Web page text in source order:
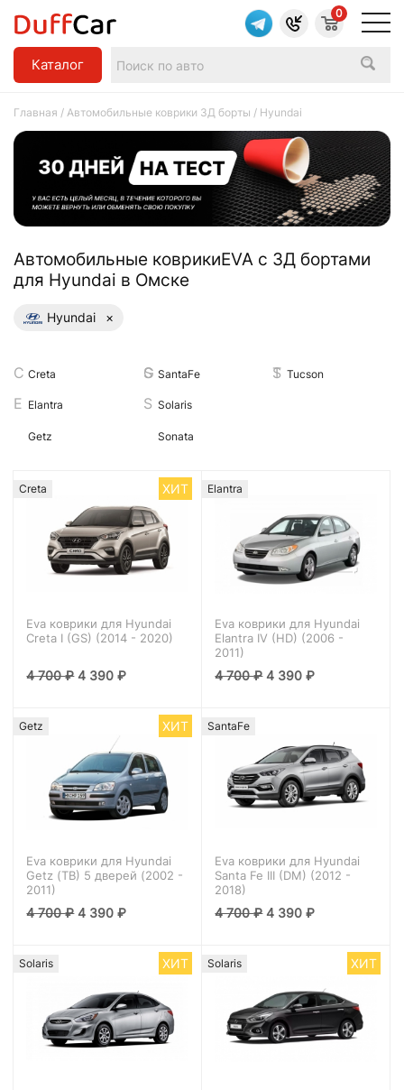
Каталог
0
Главная / Автомобильные коврики 3Д борты / Hyundai
Aвтомобильные коврикиEVA с 3Д бортами
для Hyundai в Омске
Hyundai ×
Creta
Elantra
Getz
SantaFe
Solaris
Sonata
Tucson
Creta ХИТ
Eva коврики для Hyundai
Creta I (GS) (2014 - 2020)
4 700₽ 4 390₽
Elantra
Eva коврики для Hyundai
Elantra IV (HD) (2006 -
2011)
4 700₽ 4 390₽
Getz ХИТ
Eva коврики для Hyundai
Getz (TB) 5 дверей (2002 -
2011)
4 700₽ 4 390₽
SantaFe
Eva коврики для Hyundai
Santa Fe III (DM) (2012 -
2018)
4 700₽ 4 390₽
Solaris ХИТ Solaris ХИТ